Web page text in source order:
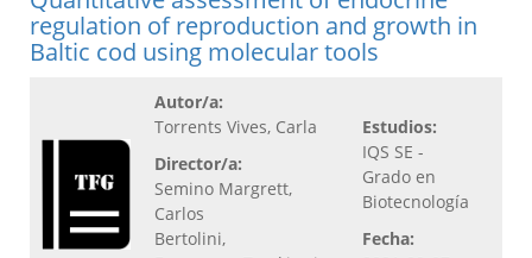
regulation of reproduction and growth in
Baltic cod using molecular tools
Autor/a:
Torrents Vives, Carla
Director/a:
Semino Margrett,
Carlos
Bertolini,
Estudios:
IQS SE -
Grado en
Biotecnología
Fecha: